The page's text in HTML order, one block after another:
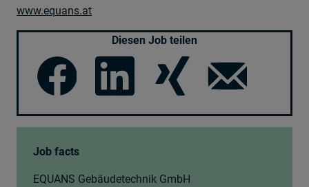
www.equans.at
Diesen Job teilen
Job facts
EQUANS Gebäudetechnik GmbH